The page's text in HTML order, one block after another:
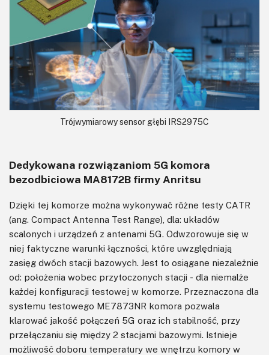
Trójwymiarowy sensor głębi IRS2975C
Dedykowana rozwiązaniom 5G komora
bezodbiciowa MA8172B firmy Anritsu
Dzięki tej komorze można wykonywać różne testy CATR
(ang. Compact Antenna Test Range), dla: układów
scalonych i urządzeń z antenami 5G. Odwzorowuje się w
niej faktyczne warunki łączności, które uwzględniają
zasięg dwóch stacji bazowych. Jest to osiągane niezależnie
od: położenia wobec przytoczonych stacji - dla niemalże
każdej konfiguracji testowej w komorze. Przeznaczona dla
systemu testowego ME7873NR komora pozwala
klarować jakość połączeń 5G oraz ich stabilność, przy
przełączaniu się między 2 stacjami bazowymi. Istnieje
możliwość doboru temperatury we wnętrzu komory w